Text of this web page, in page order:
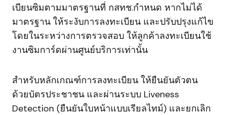
เบียนซิมตามมาตรฐานที่ กสทช.กำหนด หากไม่ได้
มาตรฐาน ให้ระงับการลงทะเบียน และปรับปรุงแก้ไข
โดยในระหว่างการตรวจสอบ ให้ลูกค้าลงทะเบียนใช้
งานซิมการ์ดผ่านศูนย์บริการเท่านั้น
สำหรับหลักเกณฑ์การลงทะเบียน ให้ยืนยันตัวตน
ด้วยบัตรประชาชน และผ่านระบบ Liveness
Detection (ยืนยันใบหน้าแบบเรียลไทม์) และยกเลิก